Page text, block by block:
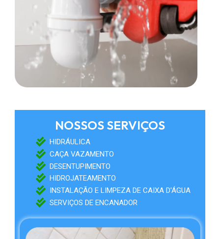
NOSSOS SERVIÇOS
HIDRÁULICA
CAÇA VAZAMENTO
DESENTUPIMENTO
HIDROJATEAMENTO
INSTALAÇÃO E LIMPEZA DE CAIXA D'ÁGUA
SERVIÇOS DE ENCANADOR